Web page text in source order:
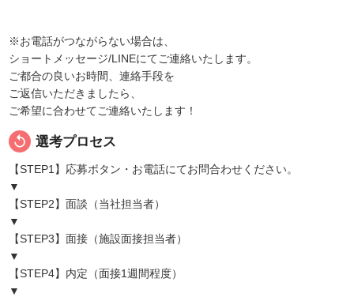
※お電話がつながらない場合は、
ショートメッセージ/LINEにてご連絡いたします。
ご都合の良いお時間、連絡手段を
ご返信いただきましたら、
ご希望に合わせてご連絡いたします！
replay 選考プロセス
【STEP1】応募ボタン・お電話にてお問合わせください。
▼
【STEP2】面談（当社担当者）
▼
【STEP3】面接（施設面接担当者）
▼
【STEP4】内定（面接1週間程度）
▼